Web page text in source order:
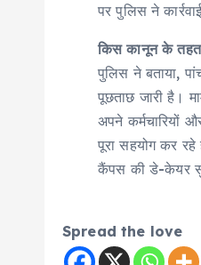
पर पुलिस ने
किस कानून के तहत
पुलिस ने बताया,
पूछताछ जारी है।
अपने कर्मचारियों
पूरा सहयोग कर
कैंपस की डे-केयर
Spread the love